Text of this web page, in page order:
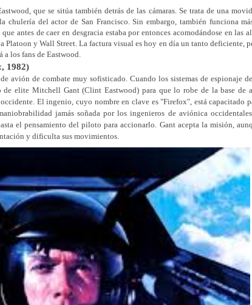
que se sitúa también detrás de las cámaras. Se trata de una
chulería del actor de San Francisco. Sin embargo, también funciona
antes de caer en desgracia estaba por entonces acomodándose en las
Platoon y Wall Street. La factura visual es hoy en día un tanto deficiente,
los fans de Eastwood.
, 1982)
avión de combate muy sofisticado. Cuando los sistemas de espionaje
elite Mitchell Gant (Clint Eastwood) para que lo robe de la base de
El ingenio, cuyo nombre en clave es "Firefox", está capacitado
jamás soñada por los ingenieros de aviónica
el pensamiento del piloto para accionarlo. Gant acepta la misión,
y dificulta sus movimientos.